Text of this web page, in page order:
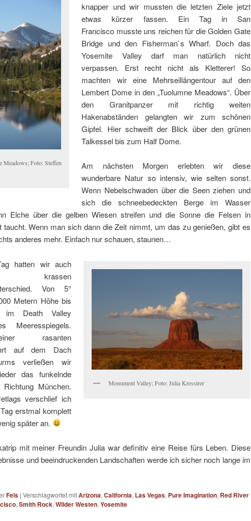
Meadows; Foto: Steffen
knapper und wir mussten die letzten Ziele jetzt
etwas kürzer fassen. Ein Tag in San
Francisco musste uns reichen für die Golden Gate
Bridge und den Fisherman`s Wharf. Doch das
Yosemite Valley darf man natürlich nicht
verpassen. Erst recht nicht als Kletterer! So
machten wir eine Mehrseillängentour auf den
Lembert Dome in den „Tuolumne Meadows“. Über
den Granitpanzer mit richtig weiten
Hakenabständen gelangten wir zum schönen
Gipfel. Hier schweift der Blick über den grünen
Talkessel bis zum Half Dome.
Am nächsten Morgen erlebten wir diese
wunderbare Natur so intensiv, wie selten sonst.
Wenn Nebelschwaden über die Seen ziehen und
sich die schneebedeckten Berge im Wasser
Elche über die gelben Wiesen streifen und die Sonne die Felsen in
taucht. Wenn man sich dann die Zeit nimmt, um das zu genießen, gibt es
anderes mehr. Einfach nur schauen, staunen…
Monument Valley; Foto: Julia Kressirer
hatten wir auch
krassen
Von 5°
Metern Höhe bis
im Death Valley
Meeresspiegels.
rasanten
auf dem Dach
verließen wir
das funkelnde
München.
verschlief ich
erstmal komplett
später an.
mit meiner Freundin Julia war definitiv eine Reise fürs Leben. Diese
und beeindruckenden Landschaften werde ich sicher noch lange im
Fels | Verschlagwortet mitArizona, California, Las Vegas, Pure Imagination, Red River
, Smith Rock, Wilder Westen, Yosemite